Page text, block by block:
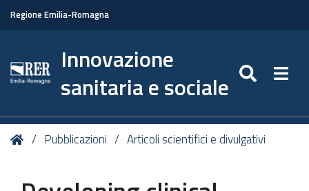
Regione Emilia-Romagna
Innovazione
sanitaria e sociale
Tu HomePubblicazioni Articoli scientifici e divulgativi